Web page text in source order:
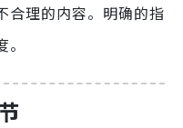
合理的内容。明确的指